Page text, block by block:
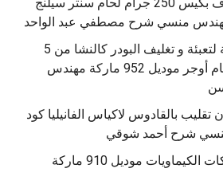
ماكينة تعبئة أتوماتيكية لتعبئة و تغليف البودر كالنشا من 5
جرام ل 250 جرام نظام أوجر موديل 952 ماركة مهندس
تقليب بالقادوس لاكياس الفانيليا كود
مكنة خلاط بودر لشركات الكيماويات موديل 910 ماركة